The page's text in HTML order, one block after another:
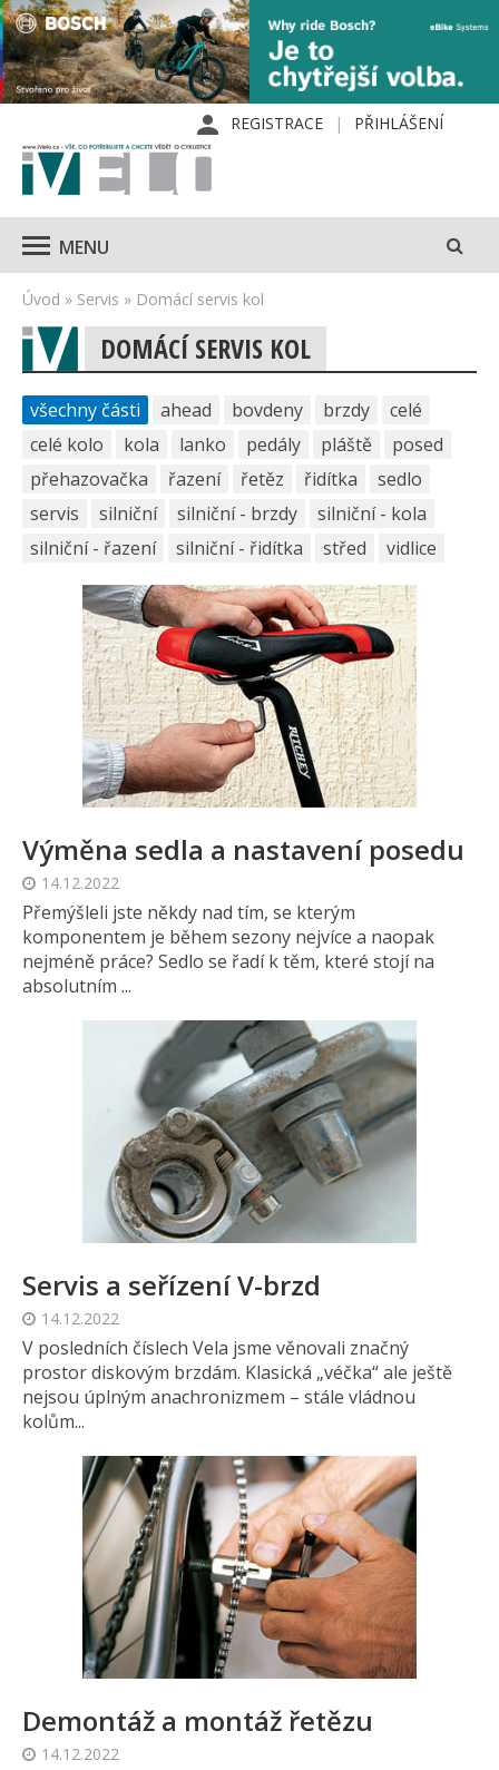
REGISTRACE PŘIHLÁŠENÍ
MENU
Úvod » Servis » Domácí servis kol
DOMÁCÍ SERVIS KOL
všechny části ahead bovdeny brzdy
celé
celé kolo
kola lanko pedály pláště
posed
přehazovačka
řazení řetěz řidítka
sedlo
servis
silniční silniční - brzdy
silniční - kola
silniční - řazení
silniční - řidítka střed vidlice
Výměna sedla a nastavení posedu
14.12.2022
Přemýšleli jste někdy nad tím, se kterým
komponentem je během sezony nejvíce a naopak
nejméně práce? Sedlo se řadí k těm, které stojí na
absolutním ...
Servis a seřízení V-brzd
14.12.2022
V posledních číslech Vela jsme věnovali značný
prostor diskovým brzdám. Klasická „véčka“ ale ještě
nejsou úplným anachronizmem – stále vládnou
kolům...
Demontáž a montáž řetězu
14.12.2022